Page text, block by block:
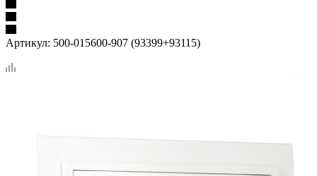
Артикул: 500-015600-907 (93399+93115)